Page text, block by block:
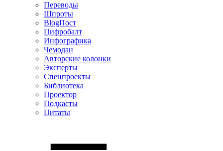
Переводы
Шпроты
BlogПост
Цифробалт
Инфографика
Чемодан
Авторские колонки
Эксперты
Спецпроекты
Библиотека
Проектор
Подкасты
Цитаты